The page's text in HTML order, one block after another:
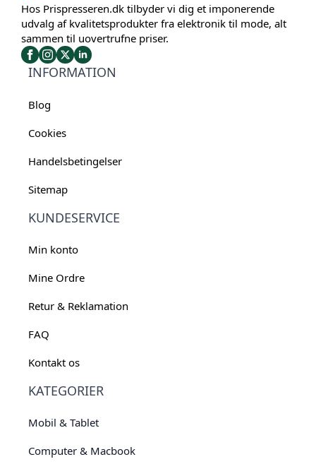
Hos Prispresseren.dk tilbyder vi dig et imponerende
udvalg af kvalitetsprodukter fra elektronik til mode, alt
sammen til uovertrufne priser.
INFORMATION
Blog
Cookies
Handelsbetingelser
Sitemap
KUNDESERVICE
Min konto
Mine Ordre
Retur & Reklamation
FAQ
Kontakt os
KATEGORIER
Mobil & Tablet
Computer & Macbook